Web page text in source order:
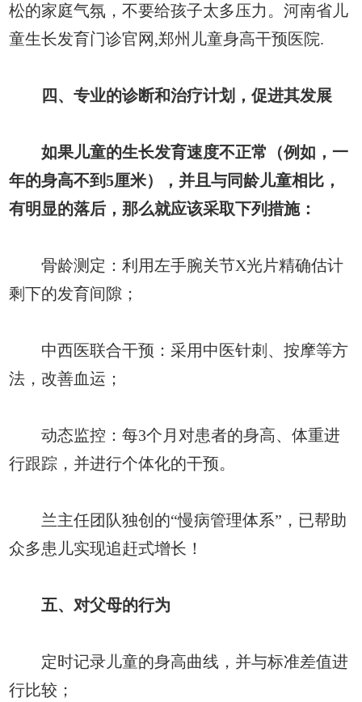
松的家庭气氛，不要给孩子太多压力。河南省儿
童生长发育门诊官网,郑州儿童身高干预医院.
四、专业的诊断和治疗计划，促进其发展
如果儿童的生长发育速度不正常（例如，一
年的身高不到5厘米），并且与同龄儿童相比，
有明显的落后，那么就应该采取下列措施：
骨龄测定：利用左手腕关节X光片精确估计
剩下的发育间隙；
中西医联合干预：采用中医针刺、按摩等方
法，改善血运；
动态监控：每3个月对患者的身高、体重进
行跟踪，并进行个体化的干预。
兰主任团队独创的“慢病管理体系”，已帮助
众多患儿实现追赶式增长！
五、对父母的行为
定时记录儿童的身高曲线，并与标准差值进
行比较；